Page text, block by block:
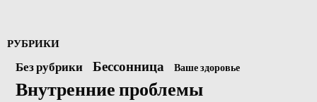
РУБРИКИ
Без рубрики Бессонница Ваше здоровье
Внутренние проблемы